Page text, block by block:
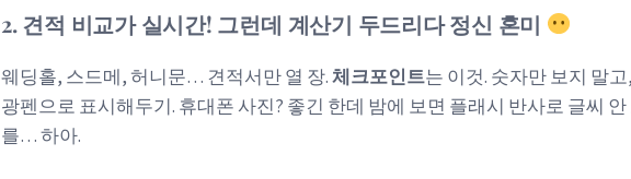
2. 견적 비교가 실시간! 그런데 계산기 두드리다 정신 혼미
웨딩홀, 스드메, 허니문… 견적서만 열 장.체크포인트는 이것. 숫자만 보지 말
광펜으로 표시해두기. 휴대폰 사진? 좋긴 한데 밤에 보면 플래시 반사로 글씨
를… 하아.